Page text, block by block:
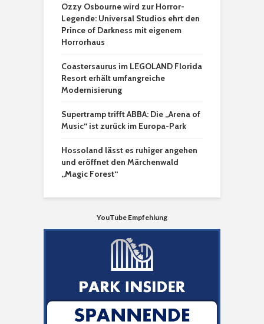
Ozzy Osbourne wird zur Horror-
Legende: Universal Studios ehrt den
Prince of Darkness mit eigenem
Horrorhaus
Coastersaurus im LEGOLAND Florida
Resort erhält umfangreiche
Modernisierung
Supertramp trifft ABBA: Die „Arena of
Music“ ist zurück im Europa-Park
Hossoland lässt es ruhiger angehen
und eröffnet den Märchenwald
„Magic Forest“
YouTube Empfehlung